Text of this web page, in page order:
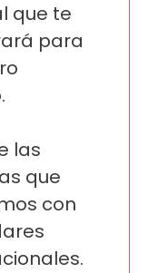
que te
para
las
que
con